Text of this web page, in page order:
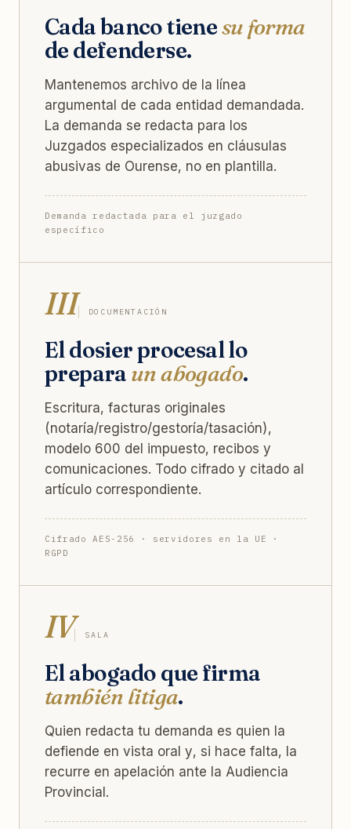
Cada banco tienesu forma
de defenderse.
Mantenemos archivo de la línea
argumental de cada entidad demandada.
La demanda se redacta para los
Juzgados especializados en cláusulas
abusivas de Ourense, no en plantilla.
Demanda redactada para el juzgado
específico
III DOCUMENTACIÓN
El dosier procesal lo
prepara un abogado.
Escritura, facturas originales
(notaría/registro/gestoría/tasación),
modelo 600 del impuesto, recibos y
comunicaciones. Todo cifrado y citado al
artículo correspondiente.
Cifrado AES-256 · servidores en la UE ·
RGPD
IV SALA
El abogado que firma
también litiga.
Quien redacta tu demanda es quien la
defiende en vista oral y, si hace falta, la
recurre en apelación ante la Audiencia
Provincial.